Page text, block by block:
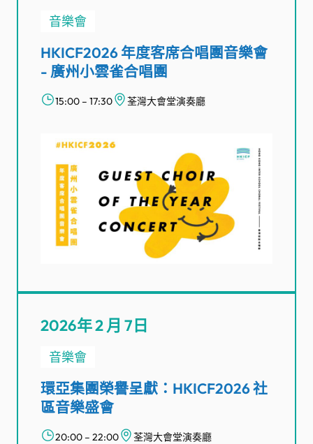
音樂會
HKICF2026 年度客席合唱團音樂會
- 廣州小雲雀合唱團
15:00 – 17:30 荃灣大會堂演奏廳
2026年 2 月 7日
音樂會
環亞集團榮譽呈獻：HKICF2026 社
區音樂盛會
20:00 – 22:00 荃灣大會堂演奏廳